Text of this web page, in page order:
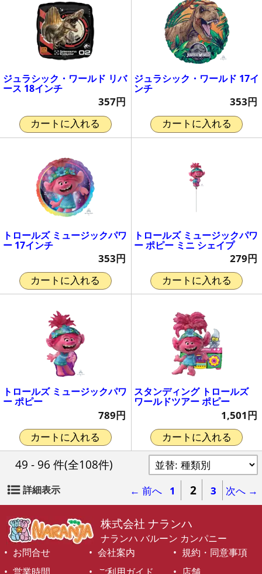
ジュラシック・ワールド リバ
ース 18インチ
357円
カートに入れる
ジュラシック・ワールド 17イ
ンチ
353円
カートに入れる
トロールズ ミュージックパワ
ー 17インチ
353円
カートに入れる
トロールズ ミュージックパワ
ー ポピー ミニ シェイプ
279円
カートに入れる
トロールズ ミュージックパワ
ー ポピー
789円
カートに入れる
スタンディング トロールズ
ワールドツアー ポピー
1,501円
カートに入れる
49 - 96 件(全108件)
詳細表示 ← 前へ 1 2 3 次へ →
株式会社 ナランハ
ナランハ バルーン カンパニー
お問合せ
会社案内
規約・同意事項